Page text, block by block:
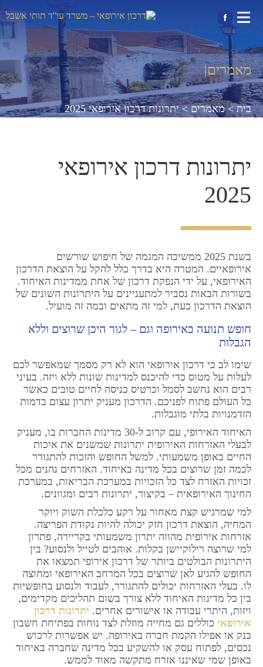
מאמרים|
בית >מאמרים >יתרונות דרכון אירופאי 2025
יתרונות דרכון אירופאי
2025
בשנת 2025 ממשיכה המגמה של חיפוש שורשים
אירופאיים. המטרה היא בדרך כלל להקל על הוצאת הדרכון
האירופאי, על ידי הנפקת דרכון של אחת ממדינות האיחוד.
בשורות הבאות נסביר למתעניינים על היתרונות השונים של
הוצאת הדרכון כעת, למי זה מתאים ובמה זה מועיל.
חופש תנועה באירופה וגם – לגור היכן שרוצים וללא
הגבלות
שימו לב כי דרכון אירופאי הוא לא רק מסמך שמאפשר לכם
לעלות על מטוס כדי להיכנס למדינות שונות ללא ויזה. בעיני
רבים הוא נחשב לסמל וכרטיס כניסה לחיים טובים כאשר
כל העולם פתוח לפניכם. הדרכון מעניק יתרון עצום בדמות
הזדמנויות בלתי מוגבלות.
האיחוד האירופי, עם קרוב ל-30 מדינות החברות בו, מעניק
לבעלי האזרחות האירופית יתרונות שמשנים את איכות
החיים באופן משמעותי. למשל החופש והזכות להתגורר
לכמה זמן שרוצים בכל מדינה באיחוד. האזרחים נהנים מכל
זכויות האזרח לצד כל הזכויות במערכת הבריאות, במערכת
החינוך האירופאית – בקיצור, יתרונות רבים ומגוונים.
למי שמרגיש קצת מאחור על רקע כלכלת השוק ויוקר
המחיה, הוצאת דרכון חזק יכולה להיות נקודת הפריצה.
אזרחות אירופית מהווה יתרון משמעותי בקריירה, פתרון
למי שרוצה רילוקיישן בקלות. אוהבים לטייל ולנסוע? בין
היתרונות הבולטים ביותר של דרכון אירופי תמצאו את
החופש להגיע לאן שרוצים בכל המרחב האירופאי ומחוצה
לו. בעלי האזרחות יכולים להתגורר, לעבוד ולנסוע בחופשיות
בין כל מדינות האיחוד ללא צורך בשום תהליכים מקדימים,
ויזות, היתרי עבודה או אישורים אחרים. יתרונות דרכון
אירופאי כוללים גם מחייה מוזלת לצד נוחות בפתיחת חשבון
בנק או אפילו הקמת חברה באירופה. יש אפשרות לרכוש
נכסים, לפתוח עסק או להשקיע בכל מדינה שחברה באיחוד
באופן שמי שאיננו אזרח מתקשה מאוד לממש.